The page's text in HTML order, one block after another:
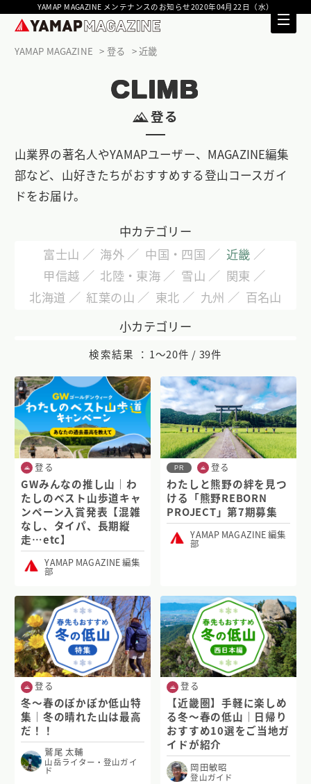
YAMAP MAGAZINE メンテナンスのお知らせ2020年04月22日（水）
YAMAP MAGAZINE 登る 近畿
CLIMB
登る
山業界の著名人やYAMAPユーザー、MAGAZINE編集
部など、山好きたちがおすすめする登山コースガイ
ドをお届け。
中カテゴリー
富士山
海外 中国・四国
近畿
甲信越
北陸・東海 雪山
関東
北海道
紅葉の山 東北 九州
百名山
小カテゴリー
検索結果 ： 1〜20件 / 39件
登る
GWみんなの推し山｜わ
たしのベスト山歩道キャ
ンペーン入賞発表【混雑
なし、タイパ、長期縦
走…etc】
YAMAP MAGAZINE 編集
部
PR 登る
わたしと熊野の絆を見つ
ける「熊野REBORN
PROJECT」第7期募集
YAMAP MAGAZINE 編集
部
登る
冬〜春のぽかぽか低山特
集｜冬の晴れた山は最高
だ！！
鷲尾 太輔
山岳ライター・登山ガイ
ド
登る
【近畿圏】手軽に楽しめ
る冬〜春の低山｜日帰り
おすすめ10選をご当地ガ
イドが紹介
岡田敏昭
登山ガイド